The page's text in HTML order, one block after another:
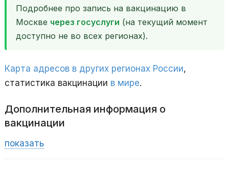
Подробнее про запись на вакцинацию в
Москве через госуслуги (на текущий момент
доступно не во всех регионах).
Карта адресов в других регионах России,
статистика вакцинации в мире.
Дополнительная информация о
вакцинации
показать